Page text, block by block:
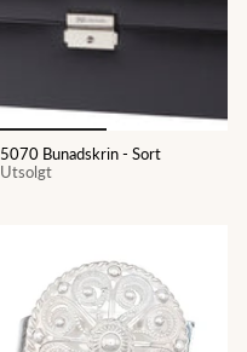
5070 Bunadskrin - Sort
Utsolgt